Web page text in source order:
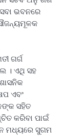
ଭବନରେ
ଗର୍ଗ
। ଏଥି ସହ
ଏବଂ
ସହିତ
କରିବା ପାଇଁ
ମଧ୍ୟରେ ସୁଗମ